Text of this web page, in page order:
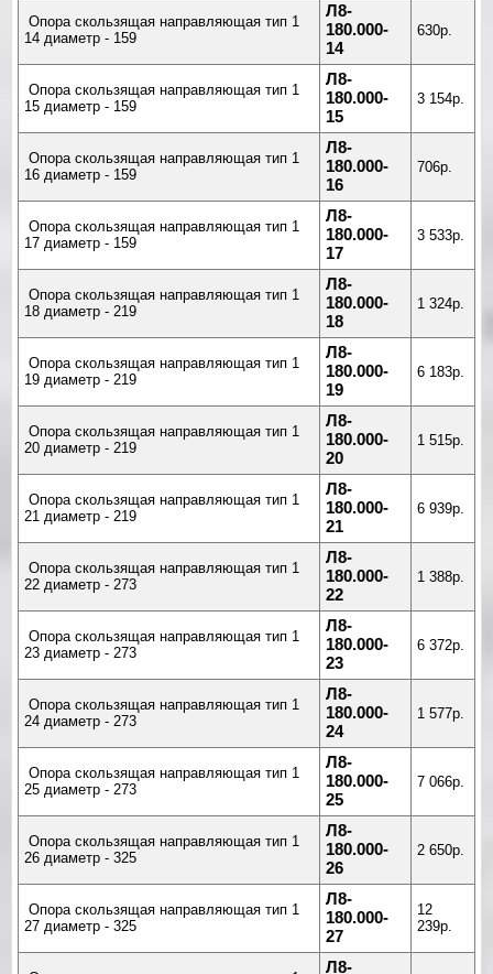
Опора скользящая направляющая тип 1
14 диаметр - 159
Л8-
180.000-
14
630р.
Опора скользящая направляющая тип 1
15 диаметр - 159
Л8-
180.000-
15
3 154р.
Опора скользящая направляющая тип 1
16 диаметр - 159
Л8-
180.000-
16
706р.
Опора скользящая направляющая тип 1
17 диаметр - 159
Л8-
180.000-
17
3 533р.
Опора скользящая направляющая тип 1
18 диаметр - 219
Л8-
180.000-
18
1 324р.
Опора скользящая направляющая тип 1
19 диаметр - 219
Л8-
180.000-
19
6 183р.
Опора скользящая направляющая тип 1
20 диаметр - 219
Л8-
180.000-
20
1 515р.
Опора скользящая направляющая тип 1
21 диаметр - 219
Л8-
180.000-
21
6 939р.
Опора скользящая направляющая тип 1
22 диаметр - 273
Л8-
180.000-
22
1 388р.
Опора скользящая направляющая тип 1
23 диаметр - 273
Л8-
180.000-
23
6 372р.
Опора скользящая направляющая тип 1
24 диаметр - 273
Л8-
180.000-
24
1 577р.
Опора скользящая направляющая тип 1
25 диаметр - 273
Л8-
180.000-
25
7 066р.
Опора скользящая направляющая тип 1
26 диаметр - 325
Л8-
180.000-
26
2 650р.
Опора скользящая направляющая тип 1
27 диаметр - 325
Л8-
180.000-
27
12
239р.
Л8-